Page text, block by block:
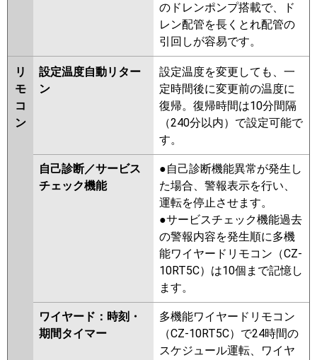
のドレンポンプ搭載で、ド
レン配管を長くとれ配管の
引回しが容易です。
リ
モ
コ
ン
設定温度自動リター
ン
設定温度を変更しても、一
定時間後に変更前の温度に
復帰。復帰時間は10分間隔
（240分以内）で設定可能で
す。
自己診断／サービス
チェック機能
●自己診断機能異常が発生し
た場合、警報表示を行い、
運転を停止させます。
●サービスチェック機能過去
の警報内容を発生順に多機
能ワイヤードリモコン（CZ-
10RT5C）は10個まで記憶し
ます。
ワイヤード：時刻・
期間タイマー
多機能ワイヤードリモコン
（CZ-10RT5C）で24時間の
スケジュール運転、ワイヤ